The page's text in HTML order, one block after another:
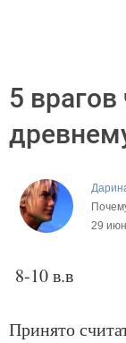
5
29
8-10 в.в
Принято